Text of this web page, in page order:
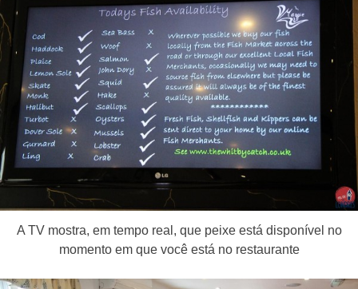
A TV mostra, em tempo real, que peixe está disponível no
momento em que você está no restaurante